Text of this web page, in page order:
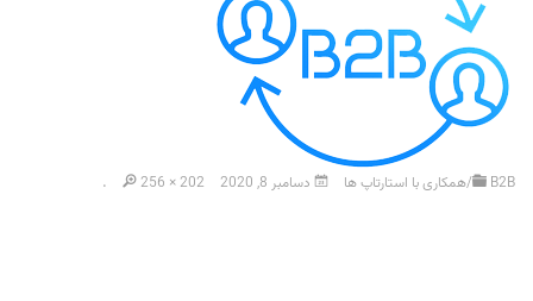
B2B/همکاری با استارتاپ ها دسامبر 8, 2020 256 × 202
.